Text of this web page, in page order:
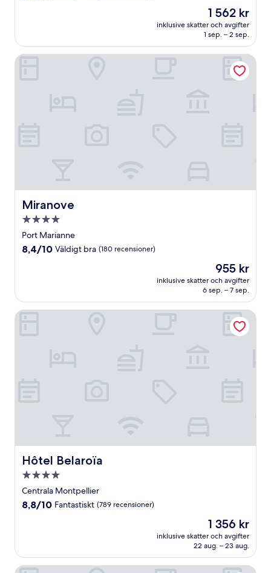
(23 recensioner)
Priset
är
1 562 kr
1 562 kr
inklusive skatter och avgifter
1 sep. – 2 sep.
Miranove
Miranove
4.0-
stjärnigt
boende
Port Marianne
8.4
(180 recensioner)
8,4/10 Väldigt bra (180 recensioner)
Priset
är
955 kr
955 kr
inklusive skatter och avgifter
6 sep. – 7 sep.
Miranove
Hôtel Belaroïa
Hôtel Belaroïa
4.0-
stjärnigt
boende
Centrala Montpellier
8.8
8,8/10 Fantastiskt (789 recensioner)
Priset
är
1 356 kr
1 356 kr
inklusive skatter och avgifter
22 aug. – 23 aug.
Hôtel Belaroïa